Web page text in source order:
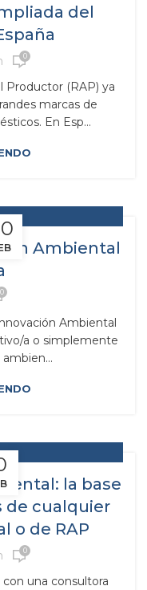
del
0
Productor (RAP) ya
marcas de
En Esp...
DEL PRODUCTOR
Ambiental
0
Ambiental
a o simplemente
DEL PRODUCTOR
la base
de cualquier
o de RAP
0
una consultora